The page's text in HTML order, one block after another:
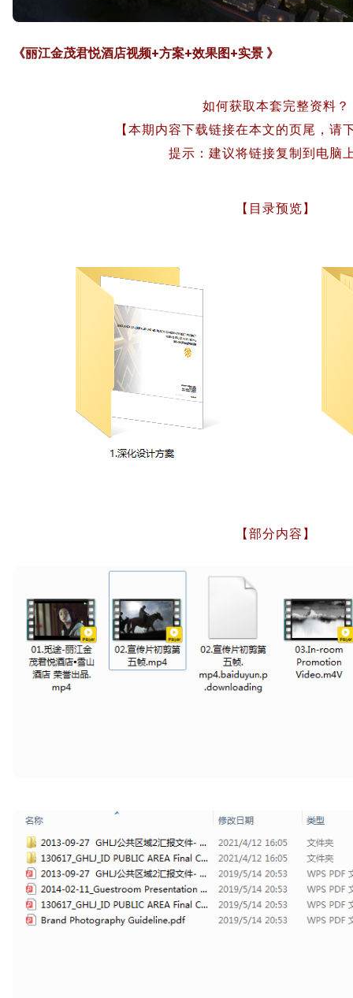
《丽江金茂君悦酒店视频+方案+效果图+实景 》
如何获取本套完整资料？
【本期内容下载链接在本文的页尾，请
提示：建议将链接复制到电脑
【目录预览】
【部分内容】